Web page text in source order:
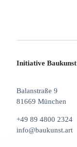
Initiative Baukunst
Balanstraße 9
81669 München
+49 89 4800 2324
info@baukunst.art